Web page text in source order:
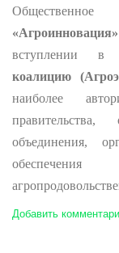
«Агроинновация»
вступлении в
коалицию
наиболее
объединения,
Добавить